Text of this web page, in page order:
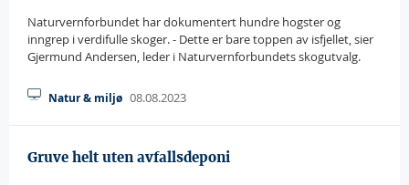
Naturvernforbundet har dokumentert hundre hogster og
inngrep i verdifulle skoger. - Dette er bare toppen av isfjellet, sier
Gjermund Andersen, leder i Naturvernforbundets skogutvalg.
Natur & miljø 08.08.2023
Gruve helt uten avfallsdeponi